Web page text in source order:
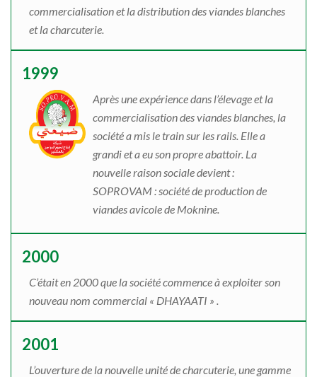
commercialisation et la distribution des viandes blanches
et la charcuterie.
1999
Après une expérience dans l’élevage et la
commercialisation des viandes blanches, la
société a mis le train sur les rails. Elle a
grandi et a eu son propre abattoir. La
nouvelle raison sociale devient :
SOPROVAM : société de production de
viandes avicole de Moknine.
2000
C’était en 2000 que la société commence à exploiter son
nouveau nom commercial « DHAYAATI » .
2001
L’ouverture de la nouvelle unité de charcuterie, une gamme